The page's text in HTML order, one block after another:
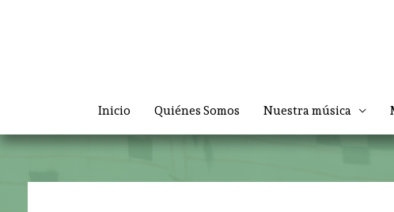
Inicio Quiénes Somos Nuestra música